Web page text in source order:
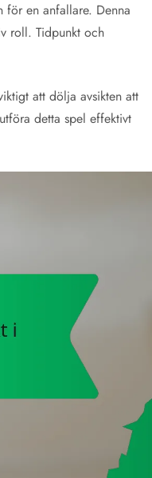
för en anfallare. Denna
roll. Tidpunkt och
att dölja avsikten att
detta spel effektivt